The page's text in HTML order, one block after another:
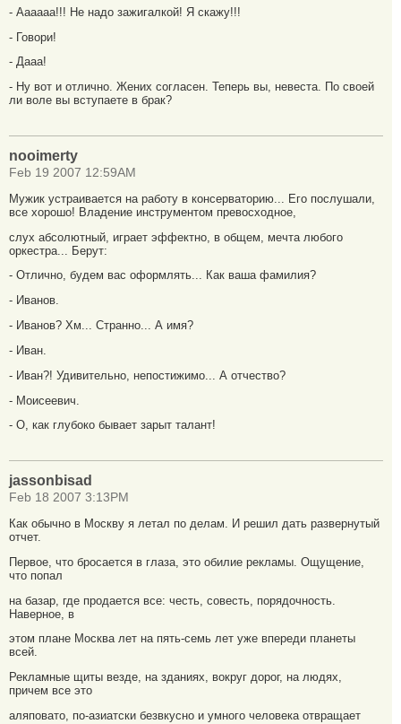
- Аааааа!!! Не надо зажигалкой! Я скажу!!!
- Говори!
- Дааа!
- Ну вот и отлично. Жених согласен. Теперь вы, невеста. По своей
ли воле вы вступаете в брак?
nooimerty
Feb 19 2007 12:59AM
Мужик устраивается на работу в консерваторию... Его послушали,
все хорошо! Владение инструментом превосходное,
слух абсолютный, играет эффектно, в общем, мечта любого
оркестра... Берут:
- Отлично, будем вас оформлять... Как ваша фамилия?
- Иванов.
- Иванов? Хм... Странно... А имя?
- Иван.
- Иван?! Удивительно, непостижимо... А отчество?
- Моисеевич.
- О, как глубоко бывает зарыт талант!
jassonbisad
Feb 18 2007 3:13PM
Как обычно в Москву я летал по делам. И решил дать развернутый
отчет.
Первое, что бросается в глаза, это обилие рекламы. Ощущение,
что попал
на базар, где продается все: честь, совесть, порядочность.
Наверное, в
этом плане Москва лет на пять-семь лет уже впереди планеты
всей.
Рекламные щиты везде, на зданиях, вокруг дорог, на людях,
причем все это
аляповато, по-азиатски безвкусно и умного человека отвращает